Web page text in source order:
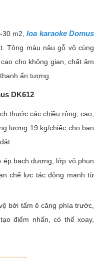
30 m2,loa karaoke Domus
Tông màu nâu gỗ vô cùng
cho không gian, chất âm
ấn tượng.
DK612
thước các chiều rộng, cao,
lượng 19 kg/chiếc cho bạn
ép bạch dương, lớp vỏ phun
chế lực tác động mạnh từ
bởi tấm ê căng phía trước,
điểm nhấn, có thể xoay,